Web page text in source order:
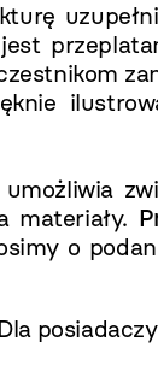
materiały.
o